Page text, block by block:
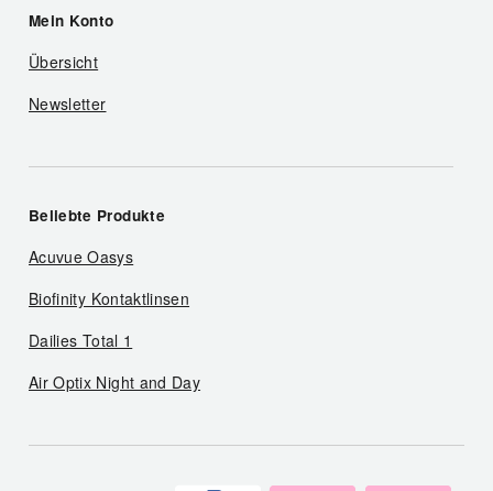
Mein Konto
Übersicht
Newsletter
Beliebte Produkte
Acuvue Oasys
Biofinity Kontaktlinsen
Dailies Total 1
Air Optix Night and Day